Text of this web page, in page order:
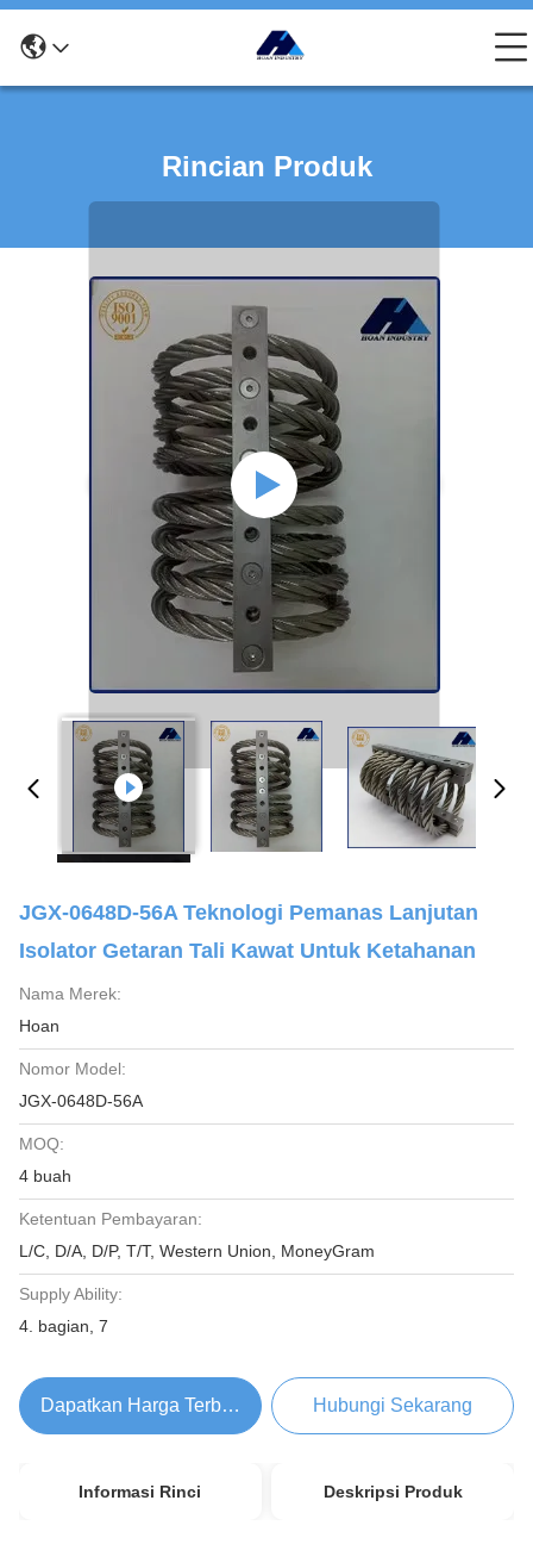
Rincian Produk
JGX-0648D-56A Teknologi Pemanas Lanjutan
Isolator Getaran Tali Kawat Untuk Ketahanan
Nama Merek:
Hoan
Nomor Model:
JGX-0648D-56A
MOQ:
4 buah
Ketentuan Pembayaran:
L/C, D/A, D/P, T/T, Western Union, MoneyGram
Supply Ability:
4. bagian, 7
Dapatkan Harga Terbaik Hubungi Sekarang
Informasi Rinci Deskripsi Produk